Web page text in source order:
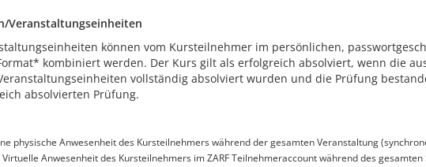
Veranstaltungseinheiten
können vom Kursteilnehmer im persönlichen,
kombiniert werden. Der Kurs gilt als erfolgreich absolviert, wenn die
vollständig absolviert wurden und die Prüfung
absolvierten Prüfung.
physische Anwesenheit des Kursteilnehmers während der gesamten Veranstaltung
Virtuelle Anwesenheit des Kursteilnehmers im ZARF Teilnehmeraccount während des